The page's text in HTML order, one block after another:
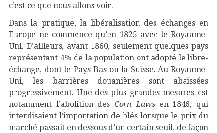
c’est ce que nous allons voir.
Dans la pratique, la libéralisation des échanges en
Europe ne commence qu’en 1825 avec le Royaume-
Uni. D’ailleurs, avant 1860, seulement quelques pays
représentant 4% de la population ont adopté le libre-
échange, dont le Pays-Bas ou la Suisse. Au Royaume-
Uni, les barrières douanières sont abaissées
progressivement. Une des plus grandes mesures est
notamment l’abolition desCorn Lawsen 1846, qui
interdisaient l’importation de blés lorsque le prix du
marché passait en dessous d’un certain seuil, de façon